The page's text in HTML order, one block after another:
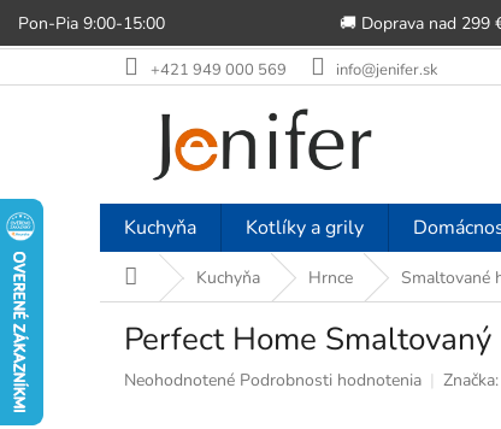
Pon-Pia 9:00-15:00 🚚 Doprava nad 299
na
+421 949 000 569 info@jenifer.sk
Kuchyňa Kotlíky a grily
DomovKuchyňa Hrnce Smaltované
Perfect Home
Priemerné
Neohodnotené Podrobnosti hodnotenia Značka: